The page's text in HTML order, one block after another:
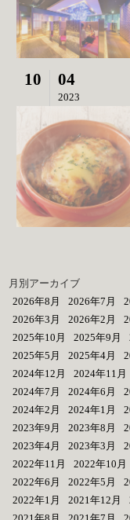
10 04
2023
月別アーカイブ
2026年8月
2026年7月
2026年3月
2026年2月
2025年10月
2025年9月
2025年5月
2025年4月
2024年12月
2024年11月
2024年7月
2024年6月
2024年2月
2024年1月
2023年9月
2023年8月
2023年4月
2023年3月
2022年11月
2022年10月
2022年6月
2022年5月
2022年1月
2021年12月